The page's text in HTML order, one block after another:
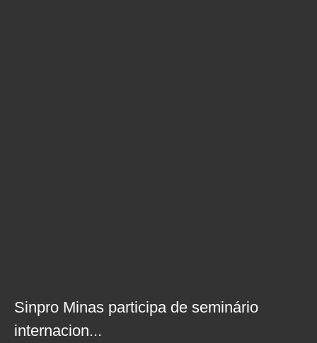
Sinpro Minas participa de seminário
internacion...